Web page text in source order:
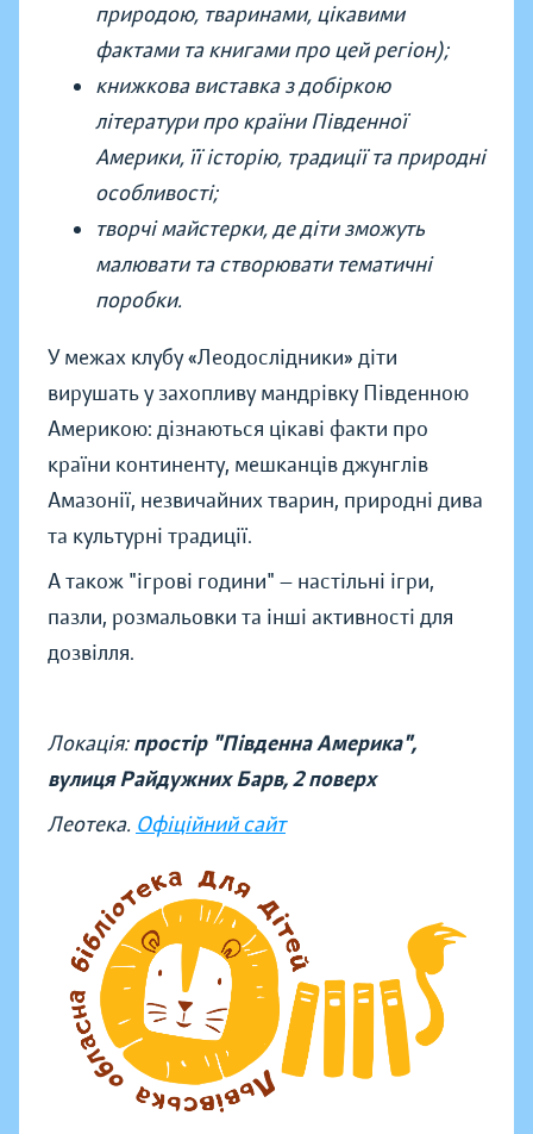
природою, тваринами, цікавими
фактами та книгами про цей регіон);
книжкова виставка з добіркою
літератури про країни Південної
Америки, її історію, традиції та природні
особливості;
творчі майстерки, де діти зможуть
малювати та створювати тематичні
поробки.
У межах клубу «Леодослідники» діти
вирушать у захопливу мандрівку Південною
Америкою: дізнаються цікаві факти про
країни континенту, мешканців джунглів
Амазонії, незвичайних тварин, природні дива
та культурні традиції.
А також "ігрові години" — настільні ігри,
пазли, розмальовки та інші активності для
дозвілля.
Локація:простір "Південна Америка",
вулиця Райдужних Барв, 2 поверх
Леотека. Офіційний сайт